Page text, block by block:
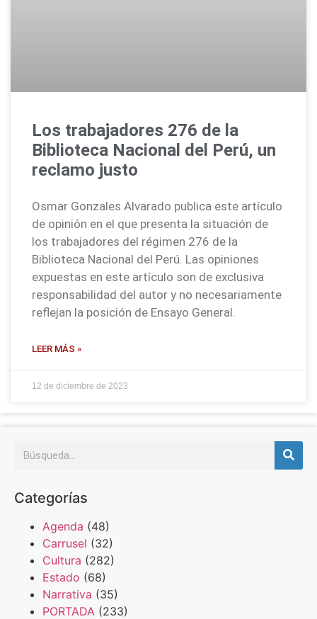
Los trabajadores 276 de la
Biblioteca Nacional del Perú, un
reclamo justo
Osmar Gonzales Alvarado publica este artículo
de opinión en el que presenta la situación de
los trabajadores del régimen 276 de la
Biblioteca Nacional del Perú. Las opiniones
expuestas en este artículo son de exclusiva
responsabilidad del autor y no necesariamente
reflejan la posición de Ensayo General.
LEER MÁS »
12 de diciembre de 2023
Categorías
Agenda (48)
Carrusel (32)
Cultura (282)
Estado (68)
Narrativa (35)
PORTADA (233)